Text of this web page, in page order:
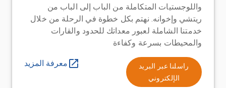
واللوجستيات المتكاملة من الباب إلى الباب من
ريتشي وإخوانه. نهتم بكل خطوة في الرحلة من خلال
خدمتنا الشاملة لعبور معداتك للحدود والقارات
والمحيطات بسرعة وكفاءة
راسلنا عبر البريد
الإلكتروني
معرفة المزيد